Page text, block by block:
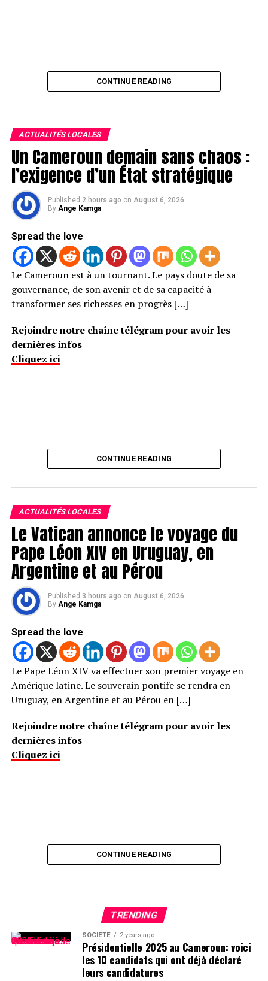
CONTINUE READING
ACTUALITÉS LOCALES
Un Cameroun demain sans chaos :
l’exigence d’un État stratégique
Published 2 hours ago on August 6, 2026
By Ange Kamga
Spread the love
Le Cameroun est à un tournant. Le pays doute de sa
gouvernance, de son avenir et de sa capacité à
transformer ses richesses en progrès […]
Rejoindre notre chaîne télégram pour avoir les
dernières infos
Cliquez ici
CONTINUE READING
ACTUALITÉS LOCALES
Le Vatican annonce le voyage du
Pape Léon XIV en Uruguay, en
Argentine et au Pérou
Published 3 hours ago on August 6, 2026
By Ange Kamga
Spread the love
Le Pape Léon XIV va effectuer son premier voyage en
Amérique latine. Le souverain pontife se rendra en
Uruguay, en Argentine et au Pérou en […]
Rejoindre notre chaîne télégram pour avoir les
dernières infos
Cliquez ici
CONTINUE READING
TRENDING
SOCIÉTÉ 2 years ago
Présidentielle 2025 au Cameroun: voici
les 10 candidats qui ont déjà déclaré
leurs candidatures